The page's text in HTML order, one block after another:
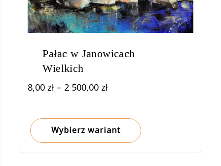
Pałac w Janowicach
Wielkich
8,00 zł – 2 500,00 złZakres
8,00 zł
do
Wybierz wariant